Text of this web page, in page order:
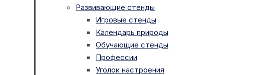
Развивающие стенды
Игровые стенды
Календарь природы
Обучающие стенды
Профессии
Уголок настроения